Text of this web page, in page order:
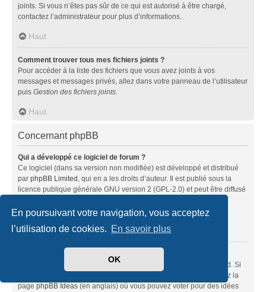
En poursuivant votre navigation, vous acceptez
l’utilisation de cookies. En savoir plus
OK
joints. Si vous n’êtes pas sûr de ce qui est autorisé à être chargé,
contactez l’administrateur pour plus d’informations.
Haut
Comment trouver tous mes fichiers joints ?
Pour accéder à la liste des fichiers que vous avez joints à vos
messages et messages privés, allez dans votre panneau de l’utilisateur
puis Gestion des fichiers joints.
Haut
Concernant phpBB
Qui a développé ce logiciel de forum ?
Ce logiciel (dans sa version non modifiée) est développé et distribué
par phpBB Limited, qui en a les droits d’auteur. Il est publié sous la
licence publique générale GNU version 2 (GPL-2.0) et peut être diffusé
À propos de phpBB» (en anglais).
Haut
Ce logiciel a été développé et mis sous licence par phpBB Limited. Si
vous pensez qu’une fonctionnalité nécessite d’être ajoutée, visitez la
page phpBB Ideas (en anglais) où vous pouvez voter pour des idées